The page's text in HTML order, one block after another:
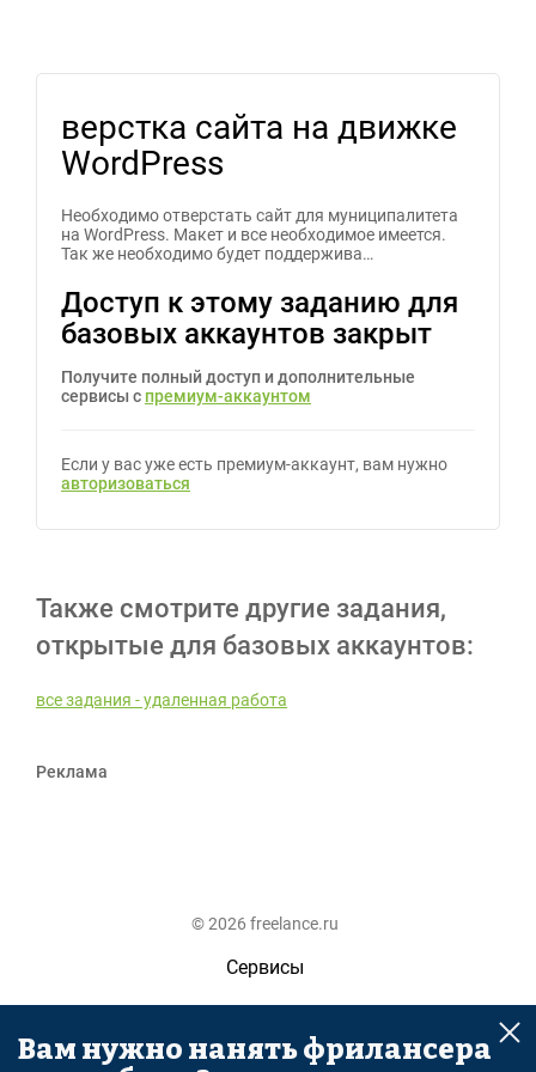
верстка сайта на движке
WordPress
Необходимо отверстать сайт для муниципалитета
на WordPress. Макет и все необходимое имеется.
Так же необходимо будет поддержива…
Доступ к этому заданию для
базовых аккаунтов закрыт
Получите полный доступ и дополнительные
сервисы с премиум-аккаунтом
Если у вас уже есть премиум-аккаунт, вам нужно
авторизоваться
Также смотрите другие задания,
открытые для базовых аккаунтов:
все задания - удаленная работа
Реклама
© 2026 freelance.ru
Сервисы
Помощь
Поиск
Вам нужно нанять фрилансера